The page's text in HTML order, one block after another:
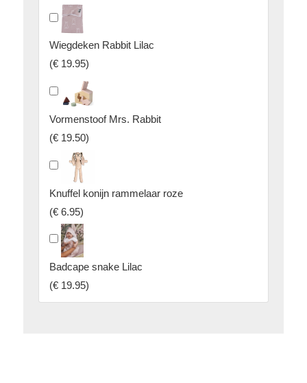
Wiegdeken Rabbit Lilac
(€ 19.95)
Vormenstoof Mrs. Rabbit
(€ 19.50)
Knuffel konijn rammelaar roze
(€ 6.95)
Badcape snake Lilac
(€ 19.95)